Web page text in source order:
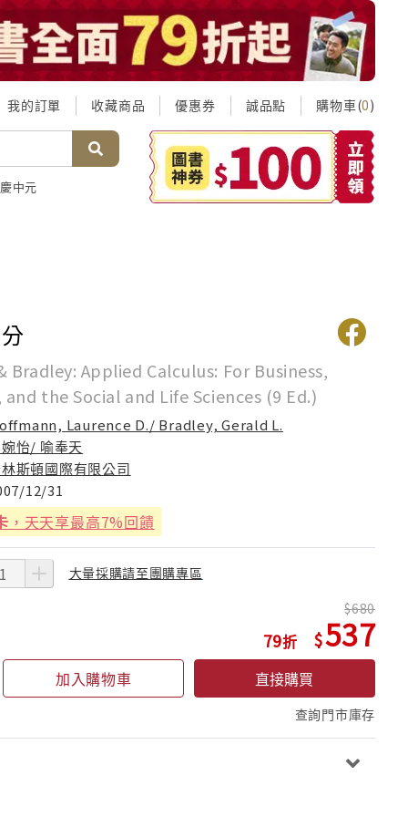
我的訂單 收藏商品 優惠券 誠品點 購物車(0)
中元
Bradley: Applied Calculus: For Business,
the Social and Life Sciences (9 Ed.)
Laurence D./ Bradley, Gerald L.
怡/ 喻奉天
斯頓國際有限公司
12/31
，天天享最高7%回饋
大量採購請至團購專區
79
680
537
加入購物車 直接購買
查詢門市庫存